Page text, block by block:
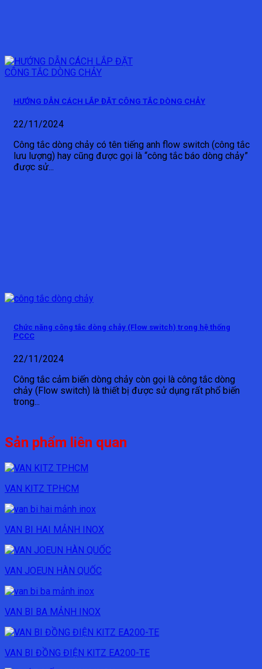
HƯỚNG DẪN CÁCH LẮP ĐẶT CÔNG TẮC DÒNG CHẢY
22/11/2024
Công tắc dòng chảy có tên tiếng anh flow switch (công tắc
lưu lượng) hay cũng được gọi là “công tắc báo dòng chảy”
được sử...
Chức năng công tắc dòng chảy (Flow switch) trong hệ thống
PCCC
22/11/2024
Công tắc cảm biến dòng chảy còn gọi là công tắc dòng
chảy (Flow switch) là thiết bị được sử dụng rất phổ biến
trong...
Sản phẩm liên quan
VAN KITZ TPHCM
VAN BI HAI MẢNH INOX
VAN JOEUN HÀN QUỐC
VAN BI BA MẢNH INOX
VAN BI ĐỒNG ĐIỆN KITZ EA200-TE